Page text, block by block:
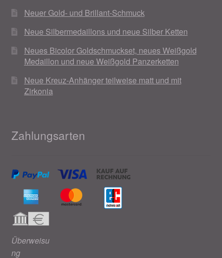
Neuer Gold- und Brillant-Schmuck
Neue Silbermedaillons und neue Silber Ketten
Neues Bicolor Goldschmuckset, neues Weißgold
Medaillon und neue Weißgold Panzerketten
Neue Kreuz-Anhänger teilweise matt und mit
Zirkonia
Zahlungsarten
Überweisu
ng